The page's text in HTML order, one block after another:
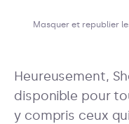
Masquer et republier
Heureusement,
disponible pour
y compris ceux